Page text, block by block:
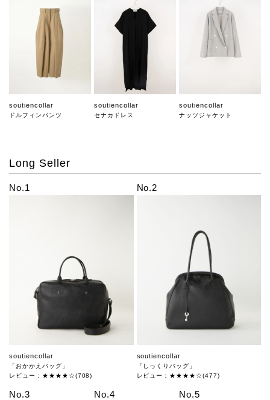
soutiencollar
ドルフィンパンツ
soutiencollar
セナカドレス
soutiencollar
ナッツジャケット
Long Seller
No.1
soutiencollar
「おかかえバッグ」
レビュー：★★★★☆(708)
No.2
soutiencollar
「しっくりバッグ」
レビュー：★★★★☆(477)
No.3 No.4 No.5